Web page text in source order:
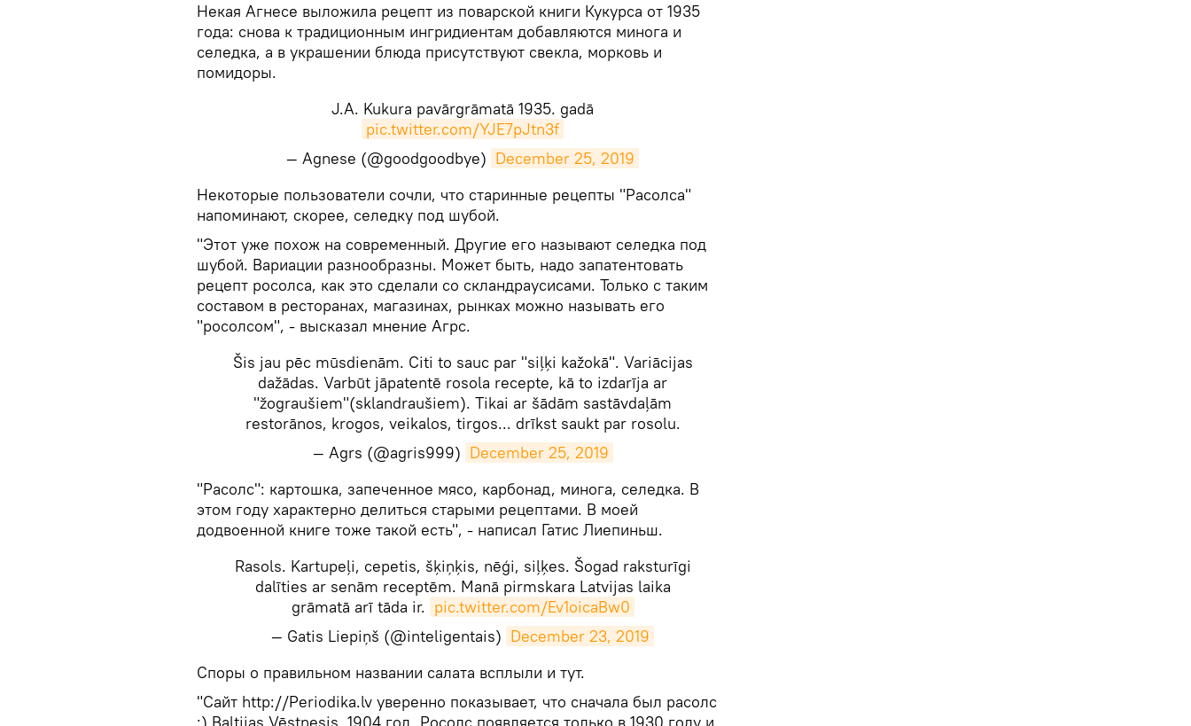
Некая Агнесе выложила рецепт из поварской книги Кукурса от 1935
года: снова к традиционным ингридиентам добавляются минога и
селедка, а в украшении блюда присутствуют свекла, морковь и
помидоры.
J.A. Kukura pavārgrāmatā 1935. gadā
pic.twitter.com/YJE7pJtn3f
— Agnese (@goodgoodbye) December 25, 2019
​Некоторые пользователи сочли, что старинные рецепты "Расолса"
напоминают, скорее, селедку под шубой.
"Этот уже похож на современный. Другие его называют селедка под
шубой. Вариации разнообразны. Может быть, надо запатентовать
рецепт росолса, как это сделали со скландраусисами. Только с таким
составом в ресторанах, магазинах, рынках можно называть его
"росолсом", - высказал мнение Агрс.
Šis jau pēc mūsdienām. Citi to sauc par "siļķi kažokā". Variācijas
dažādas. Varbūt jāpatentē rosola recepte, kā to izdarīja ar
"žograušiem"(sklandraušiem). Tikai ar šādām sastāvdaļām
restorānos, krogos, veikalos, tirgos... drīkst saukt par rosolu.
— Agrs (@agris999) December 25, 2019
​"Расолс": картошка, запеченное мясо, карбонад, минога, селедка. В
этом году характерно делиться старыми рецептами. В моей
додвоенной книге тоже такой есть", - написал Гатис Лиепиньш.
Rasols. Kartupeļi, cepetis, šķiņķis, nēģi, siļķes. Šogad raksturīgi
dalīties ar senām receptēm. Manā pirmskara Latvijas laika
grāmatā arī tāda ir. pic.twitter.com/Ev1oicaBw0
— Gatis Liepiņš (@inteligentais) December 23, 2019
​Споры о правильном названии салата всплыли и тут.
"Сайт http://Periodika.lv уверенно показывает, что сначала был расолс